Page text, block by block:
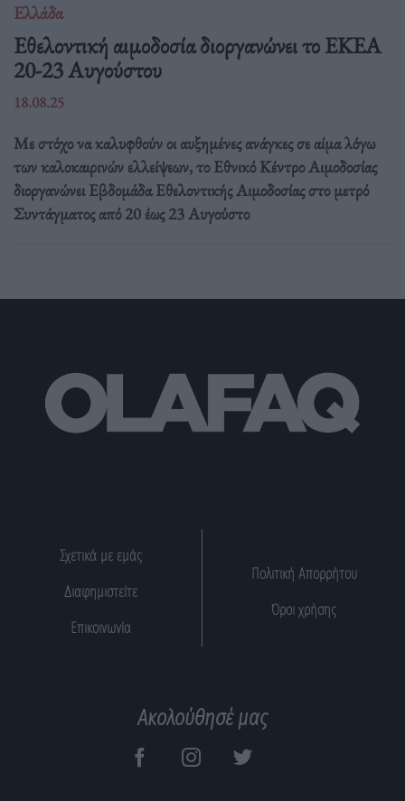
Ελλάδα
Eθελοντική αιμοδοσία διοργανώνει το ΕΚΕΑ
20-23 Αυγούστου
18.08.25
Με στόχο να καλυφθούν οι αυξημένες ανάγκες σε αίμα λόγω
των καλοκαιρινών ελλείψεων, το Εθνικό Κέντρο Αιμοδοσίας
διοργανώνει Εβδομάδα Εθελοντικής Αιμοδοσίας στο μετρό
Συντάγματος από 20 έως 23 Αυγούστο
Σχετικά με εμάς
Διαφημιστείτε
Επικοινωνία
Πολιτική Απορρήτου
Όροι χρήσης
Ακολούθησέ μας